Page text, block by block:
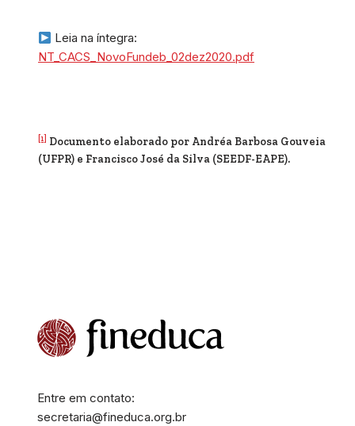
Leia na íntegra:
NT_CACS_NovoFundeb_02dez2020.pdf
[1] Documento elaborado por Andréa Barbosa Gouveia
(UFPR) e Francisco José da Silva (SEEDF-EAPE).
Entre em contato:
secretaria@fineduca.org.br